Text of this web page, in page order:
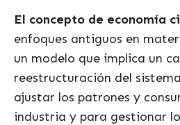
El concepto de economía
enfoques antiguos en
un modelo que implica un
reestructuración del
ajustar los patrones y
industria y para gestionar